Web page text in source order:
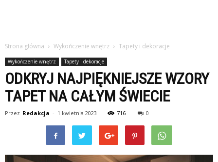
Strona główna Wykończenie wnętrz Tapety i dekoracje
Wykończenie wnętrz Tapety i dekoracje
ODKRYJ NAJPIĘKNIEJSZE WZORY
TAPET NA CAŁYM ŚWIECIE
Przez Redakcja - 1 kwietnia 2023 716 0